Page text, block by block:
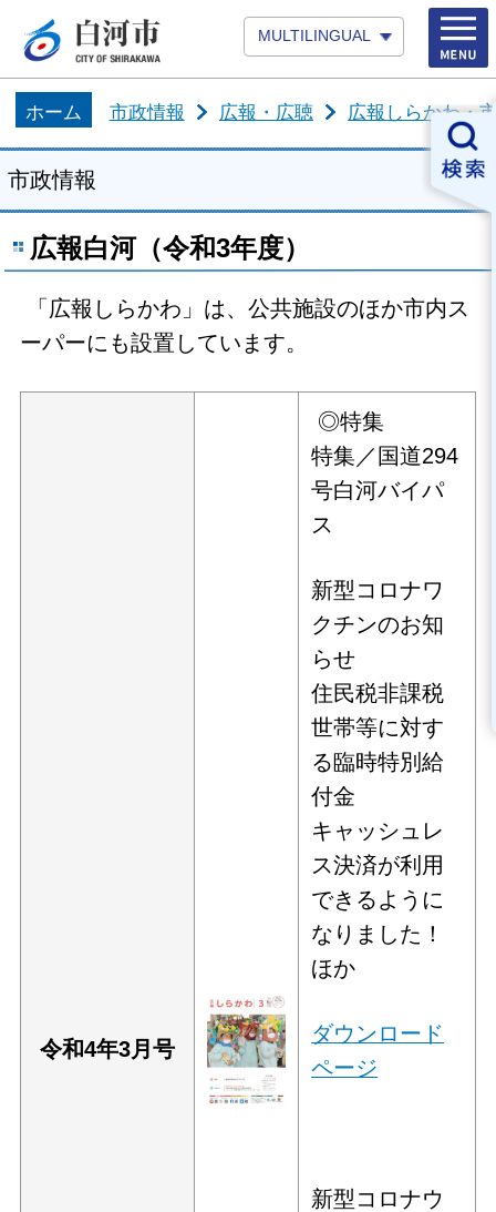
MULTILINGUAL
ホーム 市政情報 広報・広聴 広報しらかわ・
市政情報
広報白河（令和3年度）
「広報しらかわ」は、公共施設のほか市内ス
ーパーにも設置しています。
令和4年3月号
◎特集
特集／国道294
号白河バイパ
ス
新型コロナワ
クチンのお知
らせ
住民税非課税
世帯等に対す
る臨時特別給
付金
キャッシュレ
ス決済が利用
できるように
なりました！
ほか
ダウンロード
ページ
新型コロナウ